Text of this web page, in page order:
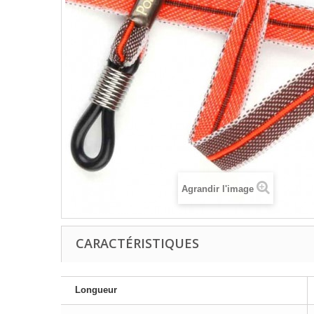
Agrandir l'image
CARACTÉRISTIQUES
Longueur